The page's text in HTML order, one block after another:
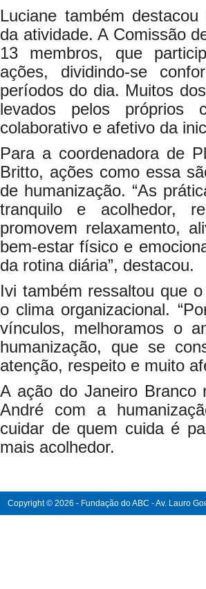
Luciane também
da atividade. A Comissão
13 membros, que
ações, dividindo-se
períodos do dia. Muitos
levados pelos próprios
colaborativo e afetivo da
Para a coordenadora de
Britto, ações como essa
de humanização. “As
tranquilo e acolhedor,
promovem relaxamento,
bem-estar físico e
da rotina diária”, destacou.
Ivi também ressaltou que
o clima organizacional.
vínculos, melhoramos o
humanização, que se
atenção, respeito e muito
A ação do Janeiro Branco
André com a
cuidar de quem cuida é
mais acolhedor.
Copyright © 2026 - Fundação do ABC - Av. Lauro